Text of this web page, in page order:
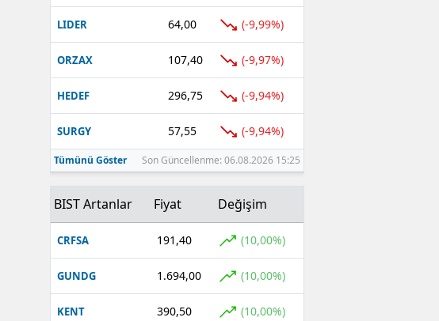
LIDER 64,00 (-9,99%)
ORZAX 107,40 (-9,97%)
HEDEF 296,75 (-9,94%)
SURGY 57,55 (-9,94%)
Tümünü Göster Son Güncellenme: 06.08.2026 15:25
BIST Artanlar Fiyat Değişim
CRFSA 191,40 (10,00%)
GUNDG 1.694,00 (10,00%)
KENT 390,50 (10,00%)